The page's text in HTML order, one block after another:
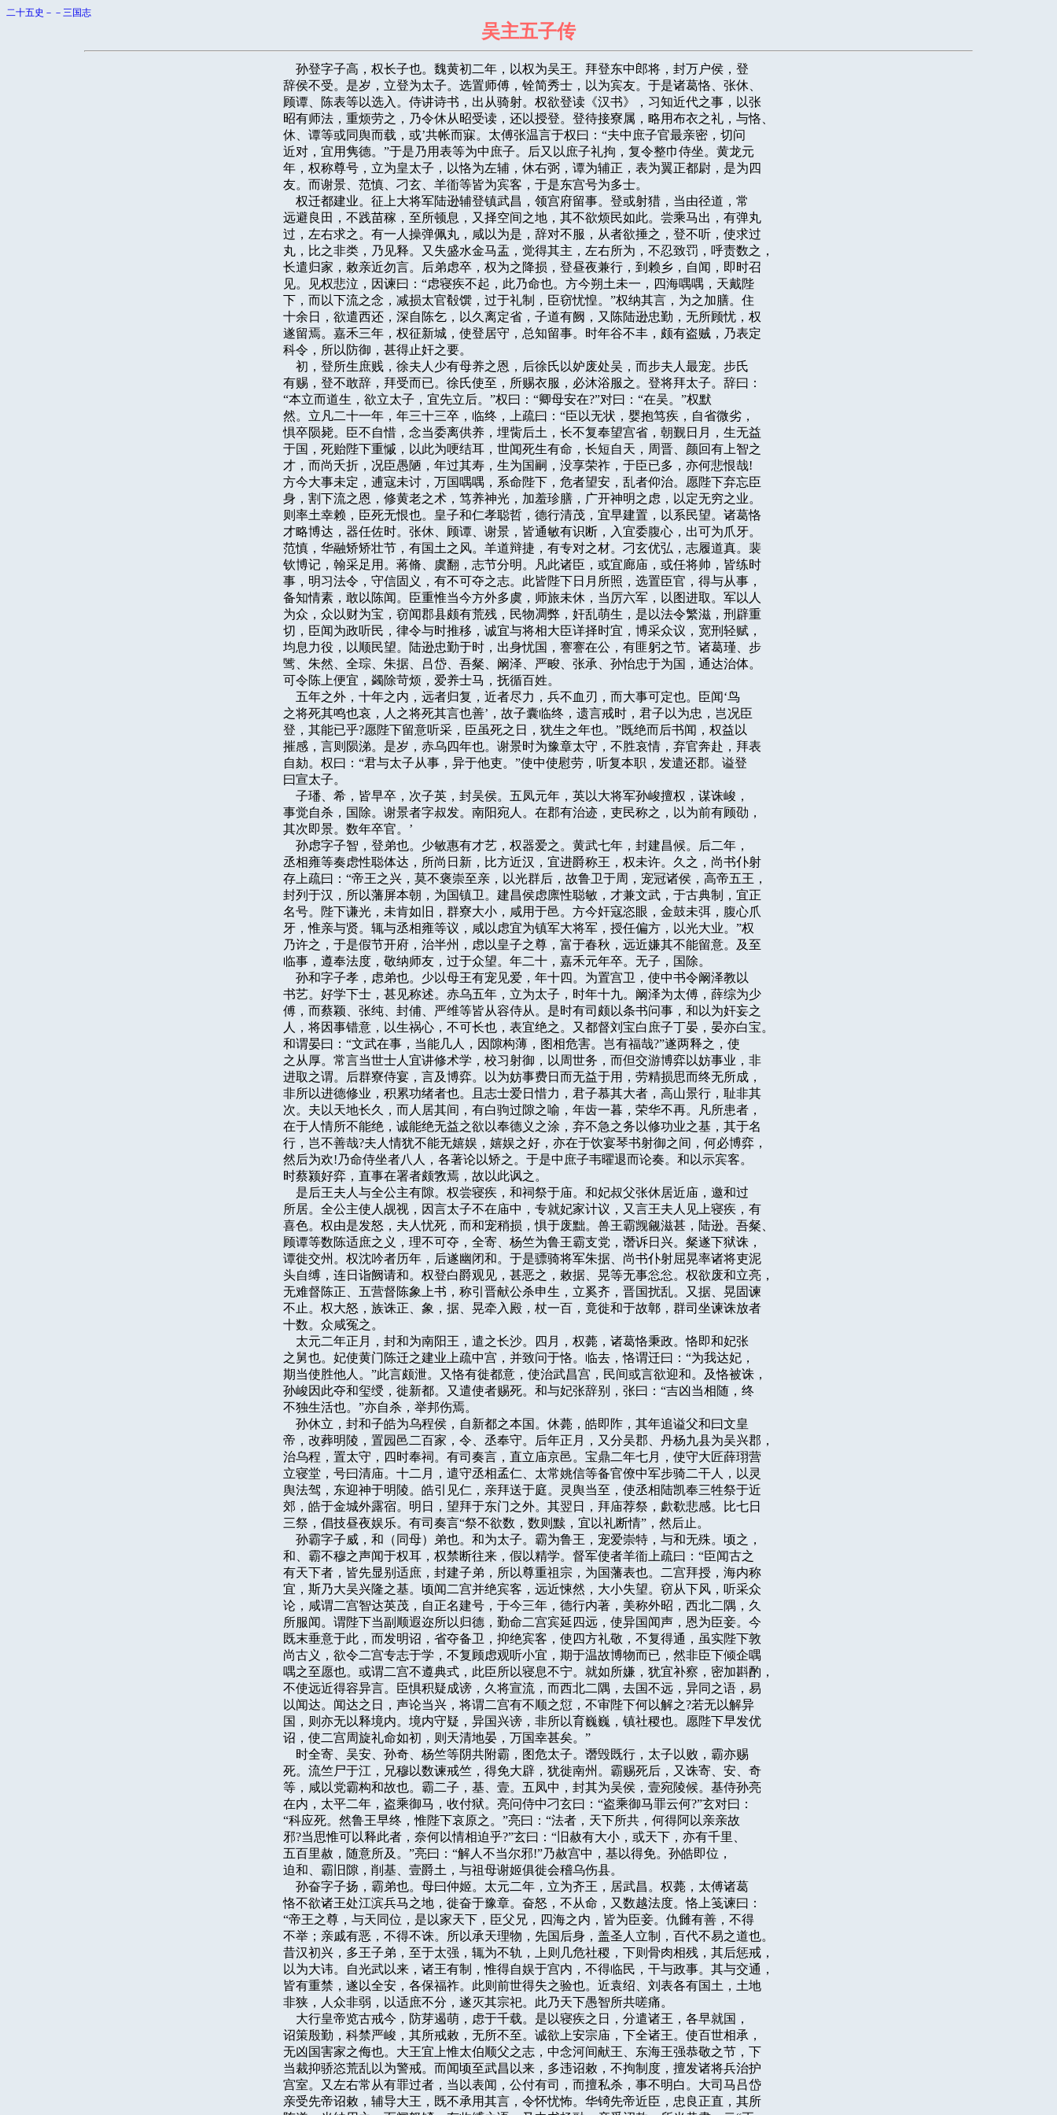
二十五史－－三国志
吴主五子传
    孙登字子高，权长子也。魏黄初二年，以权为吴王。拜登东中郎将，封万户侯，登
辞侯不受。是岁，立登为太子。选置师傅，铨简秀士，以为宾友。于是诸葛恪、张休、
顾谭、陈表等以选入。侍讲诗书，出从骑射。权欲登读《汉书》，习知近代之事，以张
昭有师法，重烦劳之，乃令休从昭受读，还以授登。登待接寮属，略用布衣之礼，与恪、
休、谭等或同舆而载，或’共帐而寐。太傅张温言于权曰：“夫中庶子官最亲密，切问
近对，宜用隽德。”于是乃用表等为中庶子。后又以庶子礼拘，复令整巾侍坐。黄龙元
年，权称尊号，立为皇太子，以恪为左辅，休右弼，谭为辅正，表为翼正都尉，是为四
友。而谢景、范慎、刁玄、羊衜等皆为宾客，于是东宫号为多士。
    权迁都建业。征上大将军陆逊辅登镇武昌，领宫府留事。登或射猎，当由径道，常
远避良田，不践苗稼，至所顿息，又择空间之地，其不欲烦民如此。尝乘马出，有弹丸
过，左右求之。有一人操弹佩丸，咸以为是，辞对不服，从者欲捶之，登不听，使求过
丸，比之非类，乃见释。又失盛水金马盂，觉得其主，左右所为，不忍致罚，呼责数之，
长遣归家，敕亲近勿言。后弟虑卒，权为之降损，登昼夜兼行，到赖乡，自闻，即时召
见。见权悲泣，因谏曰：“虑寝疾不起，此乃命也。方今朔土未一，四海喁喁，天戴陛
下，而以下流之念，减损太官殽馔，过于礼制，臣窃忧惶。”权纳其言，为之加膳。住
十余日，欲遣西还，深自陈乞，以久离定省，子道有阙，又陈陆逊忠勤，无所顾忧，权
遂留焉。嘉禾三年，权征新城，使登居守，总知留事。时年谷不丰，颇有盗贼，乃表定
科令，所以防御，甚得止奸之要。
    初，登所生庶贱，徐夫人少有母养之恩，后徐氏以妒废处吴，而步夫人最宠。步氏
有赐，登不敢辞，拜受而已。徐氏使至，所赐衣服，必沐浴服之。登将拜太子。辞曰：
“本立而道生，欲立太子，宜先立后。”权曰：“卿母安在?”对曰：“在吴。”权默
然。立凡二十一年，年三十三卒，临终，上疏曰：“臣以无状，婴抱笃疾，自省微劣，
惧卒陨毙。臣不自惜，念当委离供养，埋胔后土，长不复奉望宫省，朝觐日月，生无益
于国，死贻陛下重慽，以此为哽结耳，世闻死生有命，长短自天，周晋、颜回有上智之
才，而尚夭折，况臣愚陋，年过其寿，生为国嗣，没享荣祚，于臣已多，亦何悲恨哉!
方今大事未定，逋寇未讨，万国喁喁，系命陛下，危者望安，乱者仰治。愿陛下弃忘臣
身，割下流之恩，修黄老之术，笃养神光，加羞珍膳，广开神明之虑，以定无穷之业。
则率土幸赖，臣死无恨也。皇子和仁孝聪哲，德行清茂，宜早建置，以系民望。诸葛恪
才略博达，器任佐时。张休、顾谭、谢景，皆通敏有识断，入宜委腹心，出可为爪牙。
范慎，华融矫矫壮节，有国土之风。羊道辩捷，有专对之材。刁玄优弘，志履道真。裴
钦博记，翰采足用。蒋脩、虞翻，志节分明。凡此诸臣，或宜廊庙，或任将帅，皆练时
事，明习法令，守信固义，有不可夺之志。此皆陛下日月所照，选置臣官，得与从事，
备知情素，敢以陈闻。臣重惟当今方外多虞，师旅未休，当厉六军，以图进取。军以人
为众，众以财为宝，窃闻郡县颇有荒残，民物凋弊，奸乱萌生，是以法令繁滋，刑辟重
切，臣闻为政听民，律令与时推移，诚宜与将相大臣详择时宜，博采众议，宽刑轻赋，
均息力役，以顺民望。陆逊忠勤于时，出身忧国，謇謇在公，有匪躬之节。诸葛瑾、步
骘、朱然、全琮、朱据、吕岱、吾粲、阚泽、严畯、张承、孙怡忠于为国，通达治体。
可令陈上便宜，蠲除苛烦，爱养士马，抚循百姓。
    五年之外，十年之内，远者归复，近者尽力，兵不血刃，而大事可定也。臣闻‘鸟
之将死其鸣也哀，人之将死其言也善’，故子囊临终，遗言戒时，君子以为忠，岂况臣
登，其能已乎?愿陛下留意听采，臣虽死之日，犹生之年也。”既绝而后书闻，权益以
摧感，言则陨涕。是岁，赤乌四年也。谢景时为豫章太守，不胜哀情，弃官奔赴，拜表
自劾。权曰：“君与太子从事，异于他吏。”使中使慰劳，听复本职，发遣还郡。谥登
曰宣太子。
    子璠、希，皆早卒，次子英，封吴侯。五凤元年，英以大将军孙峻擅权，谋诛峻，
事觉自杀，国除。谢景者字叔发。南阳宛人。在郡有治迹，吏民称之，以为前有顾劭，
其次即景。数年卒官。’
    孙虑字子智，登弟也。少敏惠有才艺，权器爱之。黄武七年，封建昌候。后二年，
丞相雍等奏虑性聪体达，所尚日新，比方近汉，宜进爵称王，权未许。久之，尚书仆射
存上疏曰：“帝王之兴，莫不褒崇至亲，以光群后，故鲁卫于周，宠冠诸侯，高帝五王，
封列于汉，所以藩屏本朝，为国镇卫。建昌侯虑廪性聪敏，才兼文武，于古典制，宜正
名号。陛下谦光，未肯如旧，群寮大小，咸用于邑。方今奸寇恣眼，金鼓未弭，腹心爪
牙，惟亲与贤。辄与丞相雍等议，咸以虑宜为镇军大将军，授任偏方，以光大业。”权
乃许之，于是假节开府，治半州，虑以皇子之尊，富于春秋，远近嫌其不能留意。及至
临事，遵奉法度，敬纳师友，过于众望。年二十，嘉禾元年卒。无子，国除。
    孙和字子孝，虑弟也。少以母王有宠见爱，年十四。为置宫卫，使中书令阚泽教以
书艺。好学下士，甚见称述。赤乌五年，立为太子，时年十九。阚泽为太傅，薛综为少
傅，而蔡颖、张纯、封俌、严维等皆从容侍从。是时有司颇以条书问事，和以为奸妄之
人，将因事错意，以生祸心，不可长也，表宜绝之。又都督刘宝白庶子丁晏，晏亦白宝。
和谓晏曰：“文武在事，当能几人，因隙构薄，图相危害。岂有福哉?”遂两释之，使
之从厚。常言当世士人宜讲修术学，校习射御，以周世务，而但交游博弈以妨事业，非
进取之谓。后群寮侍宴，言及博弈。以为妨事费日而无益于用，劳精损思而终无所成，
非所以进德修业，积累功绪者也。且志士爱日惜力，君子慕其大者，高山景行，耻非其
次。夫以天地长久，而人居其间，有白驹过隙之喻，年齿一暮，荣华不再。凡所患者，
在于人情所不能绝，诚能绝无益之欲以奉德义之涂，弃不急之务以修功业之基，其于名
行，岂不善哉?夫人情犹不能无嬉娱，嬉娱之好，亦在于饮宴琴书射御之间，何必博弈，
然后为欢!乃命侍坐者八人，各著论以矫之。于是中庶子韦曜退而论奏。和以示宾客。
时蔡颍好弈，直事在署者颇敩焉，故以此讽之。
    是后王夫人与全公主有隙。权尝寝疾，和祠祭于庙。和妃叔父张休居近庙，邀和过
所居。全公主使人觇视，因言太子不在庙中，专就妃家计议，又言王夫人见上寝疾，有
喜色。权由是发怒，夫人忧死，而和宠稍损，惧于废黜。兽王霸觊觎滋甚，陆逊。吾粲、
顾谭等数陈适庶之义，理不可夺，全寄、杨竺为鲁王霸支党，谮诉日兴。粲遂下狱诛，
谭徙交州。权沈吟者历年，后遂幽闭和。于是骠骑将军朱据、尚书仆射屈晃率诸将吏泥
头自缚，连日诣阙请和。权登白爵观见，甚恶之，敕据、晃等无事忩忩。权欲废和立亮，
无难督陈正、五营督陈象上书，称引晋献公杀申生，立奚齐，晋国扰乱。又据、晃固谏
不止。权大怒，族诛正、象，据、晃牵入殿，杖一百，竟徙和于故鄣，群司坐谏诛放者
十数。众咸冤之。
    太元二年正月，封和为南阳王，遣之长沙。四月，权薨，诸葛恪秉政。恪即和妃张
之舅也。妃使黄门陈迁之建业上疏中宫，并致问于恪。临去，恪谓迁曰：“为我达妃，
期当使胜他人。”此言颇泄。又恪有徙都意，使治武昌宫，民间或言欲迎和。及恪被诛，
孙峻因此夺和玺绶，徙新都。又遣使者赐死。和与妃张辞别，张曰：“吉凶当相随，终
不独生活也。”亦自杀，举邦伤焉。
    孙休立，封和子皓为乌程侯，自新都之本国。休薨，皓即阼，其年追谥父和曰文皇
帝，改葬明陵，置园邑二百家，令、丞奉守。后年正月，又分吴郡、丹杨九县为吴兴郡，
治乌程，置太守，四时奉祠。有司奏言，直立庙京邑。宝鼎二年七月，使守大匠薛珝营
立寝堂，号曰清庙。十二月，遣守丞相孟仁、太常姚信等备官僚中军步骑二干人，以灵
舆法驾，东迎神于明陵。皓引见仁，亲拜送于庭。灵舆当至，使丞相陆凯奉三牲祭于近
郊，皓于金城外露宿。明日，望拜于东门之外。其翌日，拜庙荐祭，歔欷悲感。比七日
三祭，倡技昼夜娱乐。有司奏言“祭不欲数，数则黩，宜以礼断情”，然后止。
    孙霸字子威，和（同母）弟也。和为太子。霸为鲁王，宠爱崇特，与和无殊。顷之，
和、霸不穆之声闻于权耳，权禁断往来，假以精学。督军使者羊衜上疏曰：“臣闻古之
有天下者，皆先显别适庶，封建子弟，所以尊重祖宗，为国藩表也。二宫拜授，海内称
宜，斯乃大吴兴隆之基。顷闻二宫并绝宾客，远近悚然，大小失望。窃从下风，听采众
论，咸谓二宫智达英茂，自正名建号，于今三年，德行内著，美称外昭，西北二隅，久
所服闻。谓陛下当副顺遐迩所以归德，勤命二宫宾延四远，使异国闻声，恩为臣妾。今
既末垂意于此，而发明诏，省夺备卫，抑绝宾客，使四方礼敬，不复得通，虽实陛下敦
尚古义，欲令二宫专志于学，不复顾虑观听小宜，期于温故博物而已，然非臣下倾企喁
喁之至愿也。或谓二宫不遵典式，此臣所以寝息不宁。就如所嫌，犹宜补察，密加斟酌，
不使远近得容异言。臣惧积疑成谤，久将宣流，而西北二隅，去国不远，异同之语，易
以闻达。闻达之日，声论当兴，将谓二宫有不顺之愆，不审陛下何以解之?若无以解异
国，则亦无以释境内。境内守疑，异国兴谤，非所以育巍巍，镇社稷也。愿陛下早发优
诏，使二宫周旋礼命如初，则天清地晏，万国幸甚矣。”
    时全寄、吴安、孙奇、杨竺等阴共附霸，图危太子。谮毁既行，太子以败，霸亦赐
死。流竺尸于江，兄穆以数谏戒竺，得免大辟，犹徙南州。霸赐死后，又诛寄、安、奇
等，咸以党霸构和故也。霸二子，基、壹。五凤中，封其为吴侯，壹宛陵候。基侍孙亮
在内，太平二年，盗乘御马，收付狱。亮问侍中刁玄曰：“盗乘御马罪云何?”玄对曰：
“科应死。然鲁王早终，惟陛下哀原之。”亮曰：“法者，天下所共，何得阿以亲亲故
邪?当思惟可以释此者，奈何以情相迫乎?”玄曰：“旧赦有大小，或天下，亦有千里、
五百里赦，随意所及。”亮曰：“解人不当尔邪!”乃赦宫中，基以得免。孙皓即位，
迫和、霸旧隙，削基、壹爵土，与祖母谢姬俱徙会稽乌伤县。
    孙奋字子扬，霸弟也。母曰仲姬。太元二年，立为齐王，居武昌。权薨，太傅诸葛
恪不欲诸王处江滨兵马之地，徙奋于豫章。奋怒，不从命，又数越法度。恪上笺谏曰：
“帝王之尊，与天同位，是以家天下，臣父兄，四海之内，皆为臣妾。仇雠有善，不得
不举；亲戚有恶，不得不诛。所以承天理物，先国后身，盖圣人立制，百代不易之道也。
昔汉初兴，多王子弟，至于太强，辄为不轨，上则几危社稷，下则骨肉相残，其后惩戒，
以为大讳。自光武以来，诸王有制，惟得自娱于宫内，不得临民，干与政事。其与交通，
皆有重禁，遂以全安，各保福祚。此则前世得失之验也。近袁绍、刘表各有国土，土地
非狭，人众非弱，以适庶不分，遂灭其宗祀。此乃天下愚智所共嗟痛。
    大行皇帝览古戒今，防芽遏萌，虑于千载。是以寝疾之日，分遣诸王，各早就国，
诏策殷勤，科禁严峻，其所戒敕，无所不至。诚欲上安宗庙，下全诸王。使百世相承，
无凶国害家之侮也。大王宜上惟太伯顺父之志，中念河间献王、东海王强恭敬之节，下
当裁抑骄恣荒乱以为警戒。而闻顷至武昌以来，多违诏敕，不拘制度，擅发诸将兵治护
宫室。又左右常从有罪过者，当以表闻，公付有司，而擅私杀，事不明白。大司马吕岱
亲受先帝诏敕，辅导大王，既不承用其言，令怀忧怖。华锜先帝近臣，忠良正直，其所